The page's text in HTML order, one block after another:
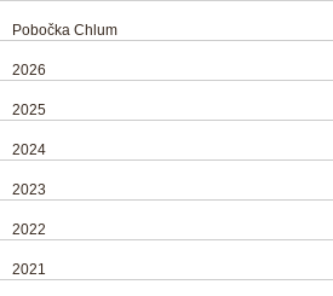
Pobočka Chlum
2026
2025
2024
2023
2022
2021